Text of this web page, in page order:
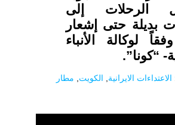
الرحلات إلى
بديلة حتى إشعار
لوكالة الأنباء
“كونا”.
الاعتداءات الايرانية الكويت
مطار